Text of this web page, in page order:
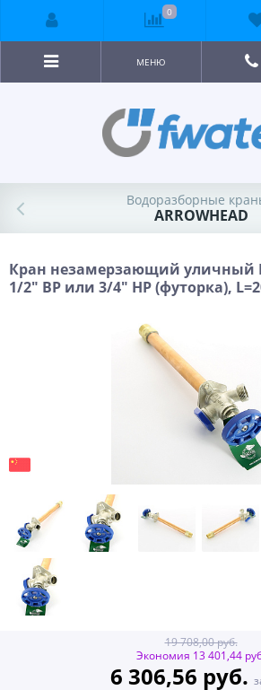
МЕНЮ
Водоразборные
ARROWHEAD
Кран незамерзающий уличный
1/2" ВР или 3/4" НР (футорка),
19 708,00 руб.
Экономия 13 401,44
6 306,56 руб.
0